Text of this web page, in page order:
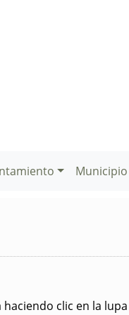
Municipio
clic en la lupa